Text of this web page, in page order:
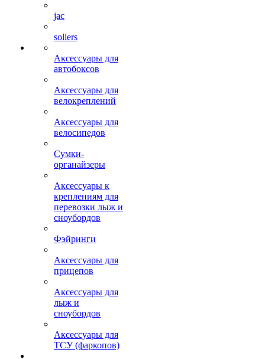
jac
sollers
Аксессуары для
автобоксов
Аксессуары для
велокреплений
Аксессуары для
велосипедов
Сумки-
органайзеры
Аксессуары к
креплениям для
перевозки лыж и
сноубордов
Фэйринги
Аксессуары для
прицепов
Аксессуары для
лыж и
сноубордов
Аксессуары для
ТСУ (фаркопов)